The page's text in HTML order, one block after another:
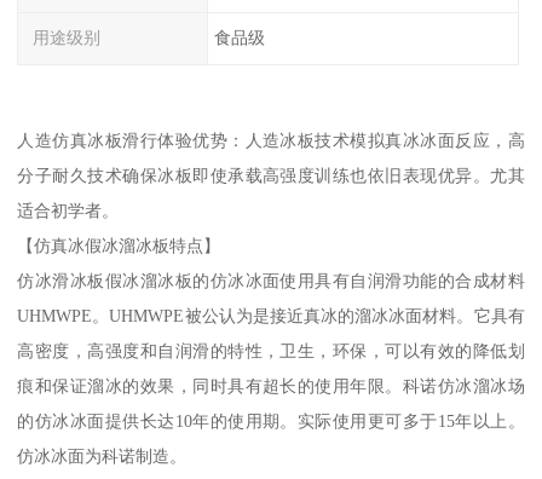
用途级别 食品级
人造仿真冰板滑行体验优势：人造冰板技术模拟真冰冰面反应，高
分子耐久技术确保冰板即使承载高强度训练也依旧表现优异。尤其
适合初学者。
【仿真冰假冰溜冰板特点】
仿冰滑冰板假冰溜冰板的仿冰冰面使用具有自润滑功能的合成材料
UHMWPE。UHMWPE被公认为是接近真冰的溜冰冰面材料。它具有
高密度，高强度和自润滑的特性，卫生，环保，可以有效的降低划
痕和保证溜冰的效果，同时具有超长的使用年限。科诺仿冰溜冰场
的仿冰冰面提供长达10年的使用期。实际使用更可多于15年以上。
仿冰冰面为科诺制造。